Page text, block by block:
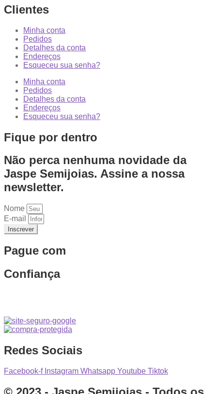
Clientes
Minha conta
Pedidos
Detalhes da conta
Endereços
Esqueceu sua senha?
Minha conta
Pedidos
Detalhes da conta
Endereços
Esqueceu sua senha?
Fique por dentro
Não perca nenhuma novidade da
Jaspe Semijoias. Assine a nossa
newsletter.
Nome
E-mail
Inscrever
Pague com
Confiança
Redes Sociais
Facebook-f Instagram Whatsapp Youtube Tiktok